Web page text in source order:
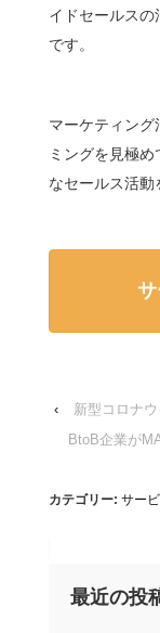
イドセールスの
です。
マーケティング
ミングを見極
なセールス活動
‹
新型コロナ
BtoB企業が
カテゴリー: サー
最近の投